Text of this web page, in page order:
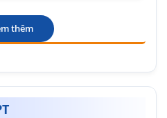
thêm